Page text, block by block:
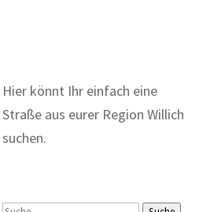
Hier könnt Ihr einfach eine
Straße aus eurer Region Willich
suchen.